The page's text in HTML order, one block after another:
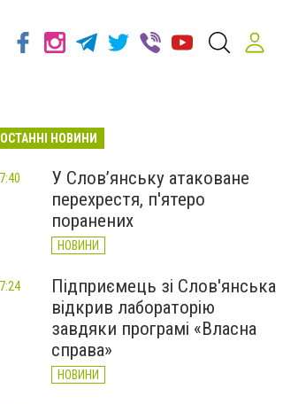
ОСТАННІ НОВИНИ
У Слов’янську атаковане
перехрестя, п'ятеро
поранених
НОВИНИ
Підприємець зі Слов'янська
відкрив лабораторію
завдяки програмі «Власна
справа»
НОВИНИ